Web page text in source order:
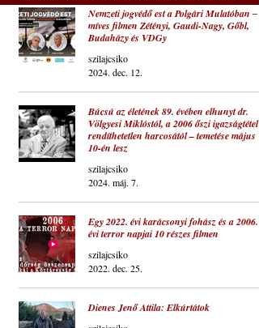
Nemzeti jogvédő est a Polgári Mulatóban ‒
míves filmen Zétényi, Gaudi-Nagy, Gőbl,
Budaházy és VDGy
szilajcsiko
2024. dec. 12.
Búcsú az életének 89. évében elhunyt dr.
Völgyesi Miklóstól, a 2006 őszi igazságtétel
rendíthetetlen harcosától – temetése május
10-én lesz
szilajcsiko
2024. máj. 7.
Egy 2022. évi karácsonyi fohász és a 2006.
évi terror napjai 10 részes filmen
szilajcsiko
2022. dec. 25.
Dienes Jenő Attila: Elkúrtátok